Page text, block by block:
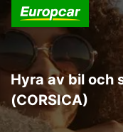
Hyra av bil och
(CORSICA)